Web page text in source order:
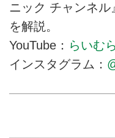
ニック チャンネ
を解説。
YouTube： らいむ
インスタグラム：